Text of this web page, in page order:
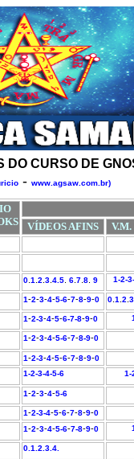
DO CURSO DE
- www.agsaw.com.br)
VÍDEOS AFINS
0. 1 2 3. 4. 5. 6. 7. 8. 9 1-2-3-
1-2-3-4-5-6-7-8-9-0 0. 1 2 3.
1-2-3-4-5-6-7-8-9-0
1-2-3-4-5-6-7-8-9-0
1-2-3-4-5-6-7-8-9-0
1-2-3-4-5-6 1-
1-2-3-4-5-6
1-2-3-4-5-6-7-8-9-0
1-2-3-4-5-6-7-8-9-0
0.1.2.3.4.